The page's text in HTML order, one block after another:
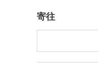
寄往